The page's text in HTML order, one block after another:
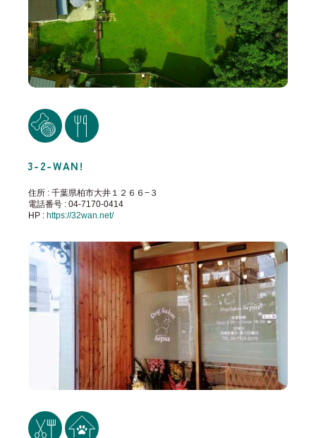
3-2-WAN!
住所 : 千葉県柏市大井１２６６−３
電話番号 : 04-7170-0414
HP :https://32wan.net/